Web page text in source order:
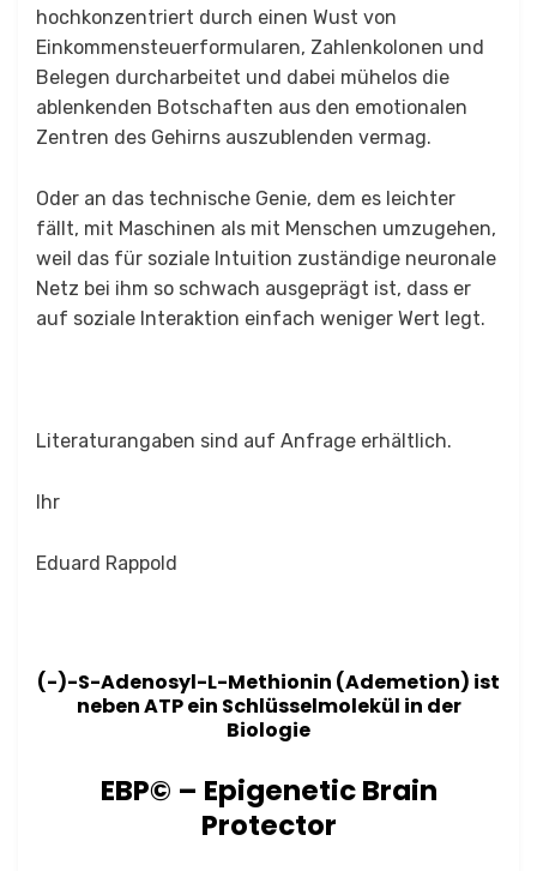
hochkonzentriert durch einen Wust von
Einkommensteuerformularen, Zahlenkolonen und
Belegen durcharbeitet und dabei mühelos die
ablenkenden Botschaften aus den emotionalen
Zentren des Gehirns auszublenden vermag.
Oder an das technische Genie, dem es leichter
fällt, mit Maschinen als mit Menschen umzugehen,
weil das für soziale Intuition zuständige neuronale
Netz bei ihm so schwach ausgeprägt ist, dass er
auf soziale Interaktion einfach weniger Wert legt.
Literaturangaben sind auf Anfrage erhältlich.
Ihr
Eduard Rappold
(-)-S-Adenosyl-L-Methionin (Ademetion) ist
neben ATP ein Schlüsselmolekül in der
Biologie
EBP© – Epigenetic Brain
Protector